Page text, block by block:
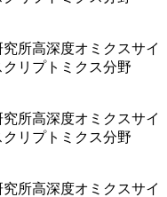
所高深度オミクスサイ
リプトミクス分野
所高深度オミクスサイ
リプトミクス分野
所高深度オミクスサイ